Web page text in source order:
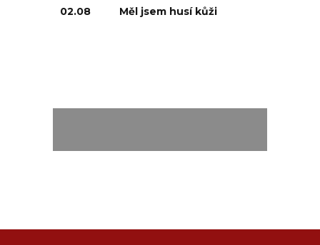
02.08 Měl jsem husí kůži